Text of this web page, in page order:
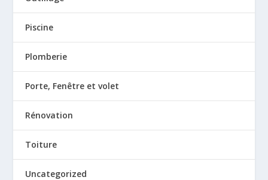
Piscine
Plomberie
Porte, Fenêtre et volet
Rénovation
Toiture
Uncategorized